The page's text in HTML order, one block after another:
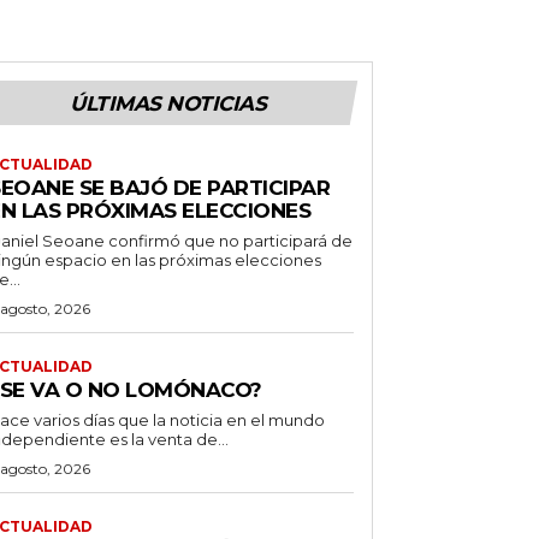
ÚLTIMAS NOTICIAS
SE BAJÓ DE PARTICIPAR
LAS PRÓXIMAS ELECCIONES
Seoane confirmó que no participará de
espacio en las próximas elecciones
2026
VA O NO LOMÓNACO?
varios días que la noticia en el mundo
es la venta de...
2026